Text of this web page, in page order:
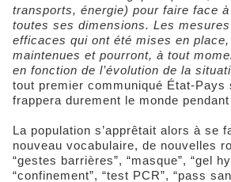
transports, énergie) pour faire face
toutes ses dimensions. Les
efficaces qui ont été mises en
maintenues et pourront, à tout
en fonction de l’évolution de la
tout premier communiqué État-
frappera durement le monde
La population s’apprêtait alors à se
nouveau vocabulaire, de nouvelles
“gestes barrières”, “masque”, “gel
“confinement”, “test PCR”, “pass